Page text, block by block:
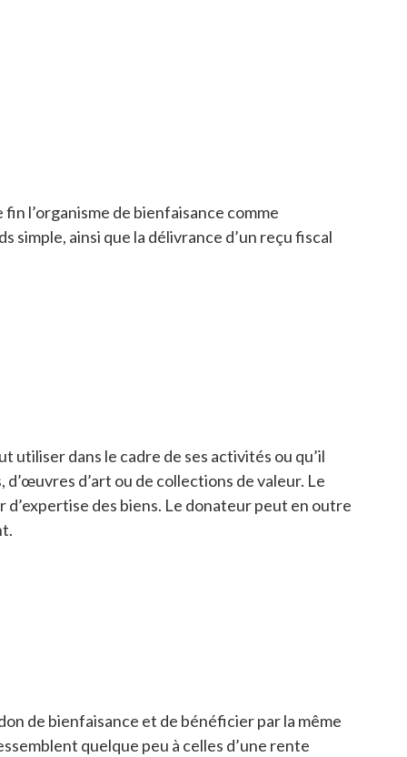
l’organisme de bienfaisance comme
simple, ainsi que la délivrance d’un reçu fiscal
utiliser dans le cadre de ses activités ou qu’il
d’art ou de collections de valeur. Le
des biens. Le donateur peut en outre
de bienfaisance et de bénéficier par la même
quelque peu à celles d’une rente